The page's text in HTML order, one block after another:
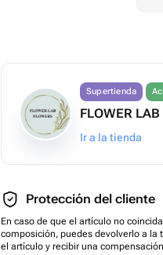
Supertienda
FLOWER LAB
Ir a la tienda
Protección del cliente
En caso de que el artículo no
composición, puedes devolverlo a la
el artículo y recibir una